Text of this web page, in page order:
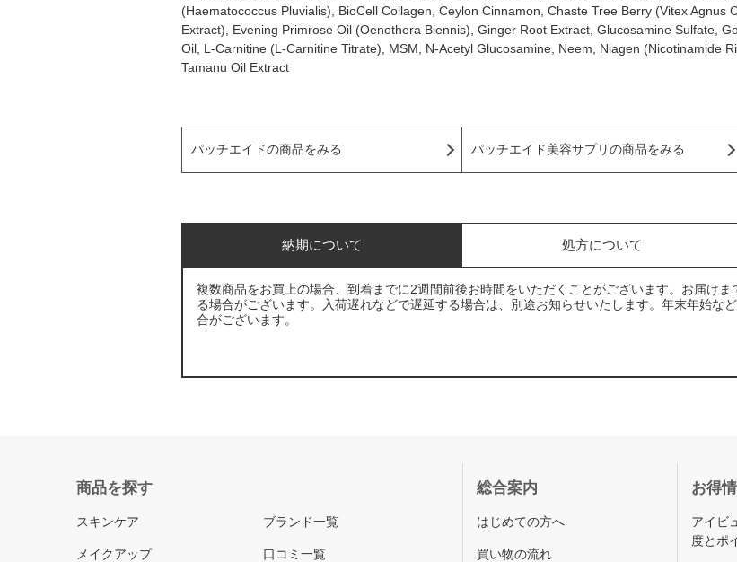
(Haematococcus Pluvialis), BioCell Collagen, Ceylon Cinnamon, Chaste Tree Berry (Vitex Agnus
Extract), Evening Primrose Oil (Oenothera Biennis), Ginger Root Extract, Glucosamine Sulfate,
Oil, L-Carnitine (L-Carnitine Titrate), MSM, N-Acetyl Glucosamine, Neem, Niagen (Nicotinamide
Tamanu Oil Extract
パッチエイドの商品をみる パッチエイド美容サプリの商品をみる
納期について 処方について
複数商品をお買上の場合、到着までに2週間前後お時間をいただくことがございます。お届け
る場合がございます。入荷遅れなどで遅延する場合は、別途お知らせいたします。年末年始な
合がございます。
商品を探す
スキンケア
メイクアップ
ブランド一覧
口コミ一覧
総合案内
はじめての方へ
買い物の流れ
お得
アイビ
度とポ